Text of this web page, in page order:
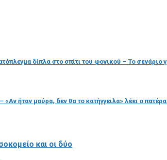
δίπλα στο σπίτι του φονικού – Το σενάριο
ήταν μαύρα, δεν θα το κατήγγειλα» λέει ο
και οι δύο